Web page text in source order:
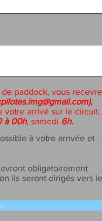
paddock, vous
),
votre arrivé sur le circuit.
à 00h, samedi 6h.
à votre arrivée et
obligatoirement
ils seront dirigés vers le